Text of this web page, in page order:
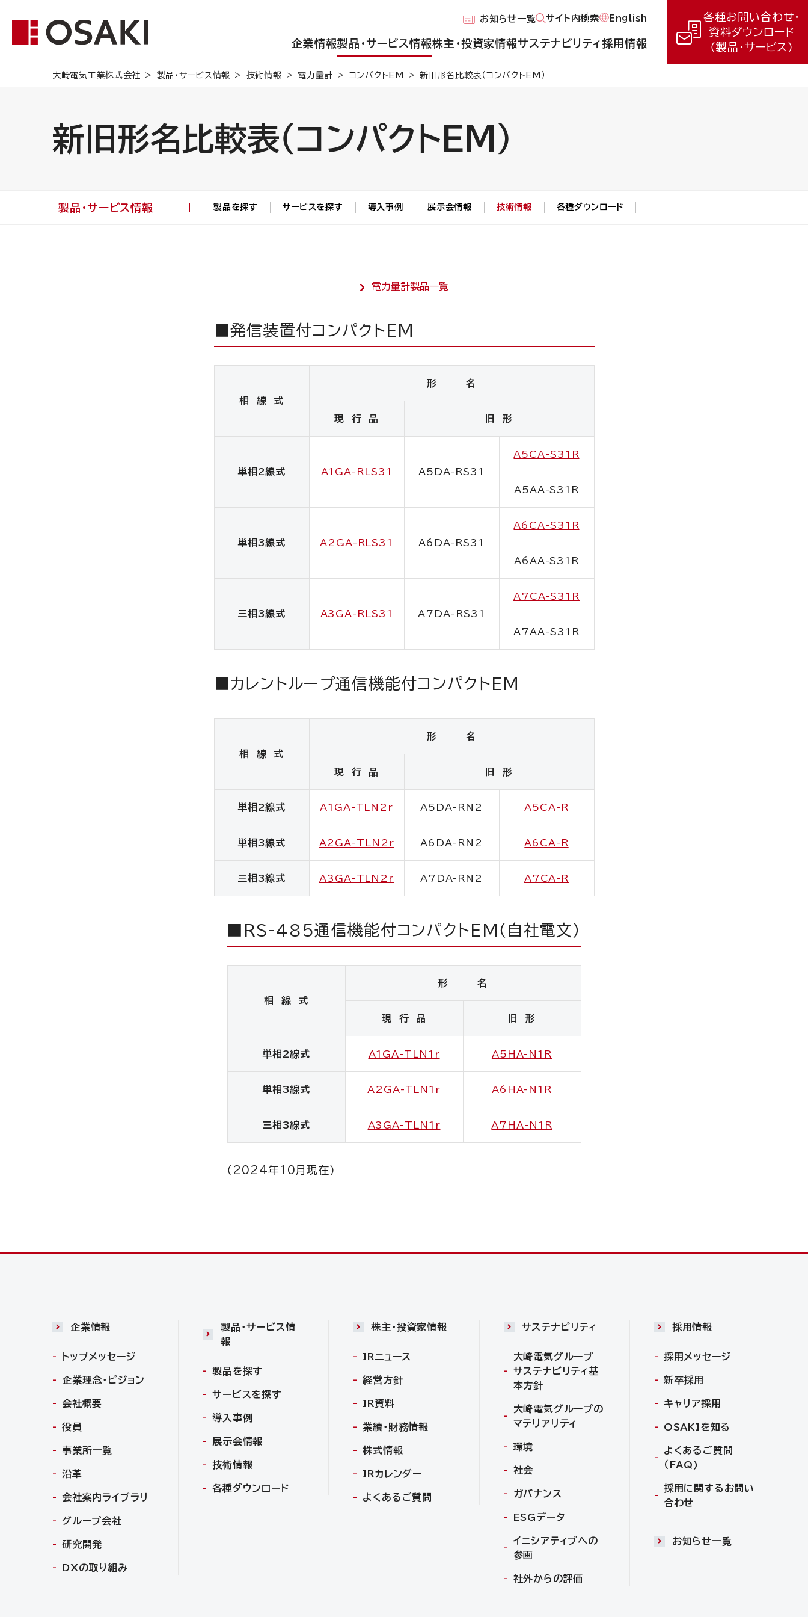
お知らせ一覧 サイト内検索 English
企業情報製品・サービス情報株主・投資家情報サステナビリティ採用情報
各種お問い合わせ・
資料ダウンロード
（製品・サービス）
大崎電気工業株式会社 製品・サービス情報 技術情報 電力量計 コンパクトEM 新旧形名比較表（コンパクトEM）
新旧形名比較表（コンパクトEM）
製品・サービス情報 製品を探す サービスを探す 導入事例 展示会情報 技術情報 各種ダウンロード
電力量計製品一覧
■発信装置付コンパクトEM
相 線 式
形 名
現 行 品 旧 形
単相2線式 A1GA-RLS31 A5DA-RS31
A5CA-S31R
A5AA-S31R
単相3線式 A2GA-RLS31 A6DA-RS31
A6CA-S31R
A6AA-S31R
三相3線式 A3GA-RLS31 A7DA-RS31
A7CA-S31R
A7AA-S31R
■カレントループ通信機能付コンパクトEM
相 線 式
形 名
現 行 品 旧 形
単相2線式 A1GA-TLN2r A5DA-RN2 A5CA-R
単相3線式 A2GA-TLN2r A6DA-RN2 A6CA-R
三相3線式 A3GA-TLN2r A7DA-RN2 A7CA-R
■RS-485通信機能付コンパクトEM（自社電文）
相 線 式
形 名
現 行 品 旧 形
単相2線式 A1GA-TLN1r A5HA-N1R
単相3線式 A2GA-TLN1r A6HA-N1R
三相3線式 A3GA-TLN1r A7HA-N1R
（2024年10月現在）
企業情報
トップメッセージ
企業理念・ビジョン
会社概要
役員
事業所一覧
沿革
会社案内ライブラリ
グループ会社
研究開発
DXの取り組み
製品・サービス情
報
製品を探す
サービスを探す
導入事例
展示会情報
技術情報
各種ダウンロード
株主・投資家情報
IRニュース
経営方針
IR資料
業績・財務情報
株式情報
IRカレンダー
よくあるご質問
サステナビリティ
大崎電気グループ
サステナビリティ基
本方針
大崎電気グループの
マテリアリティ
環境
社会
ガバナンス
ESGデータ
イニシアティブへの
参画
社外からの評価
採用情報
採用メッセージ
新卒採用
キャリア採用
OSAKIを知る
よくあるご質問
（FAQ)
採用に関するお問い
合わせ
お知らせ一覧